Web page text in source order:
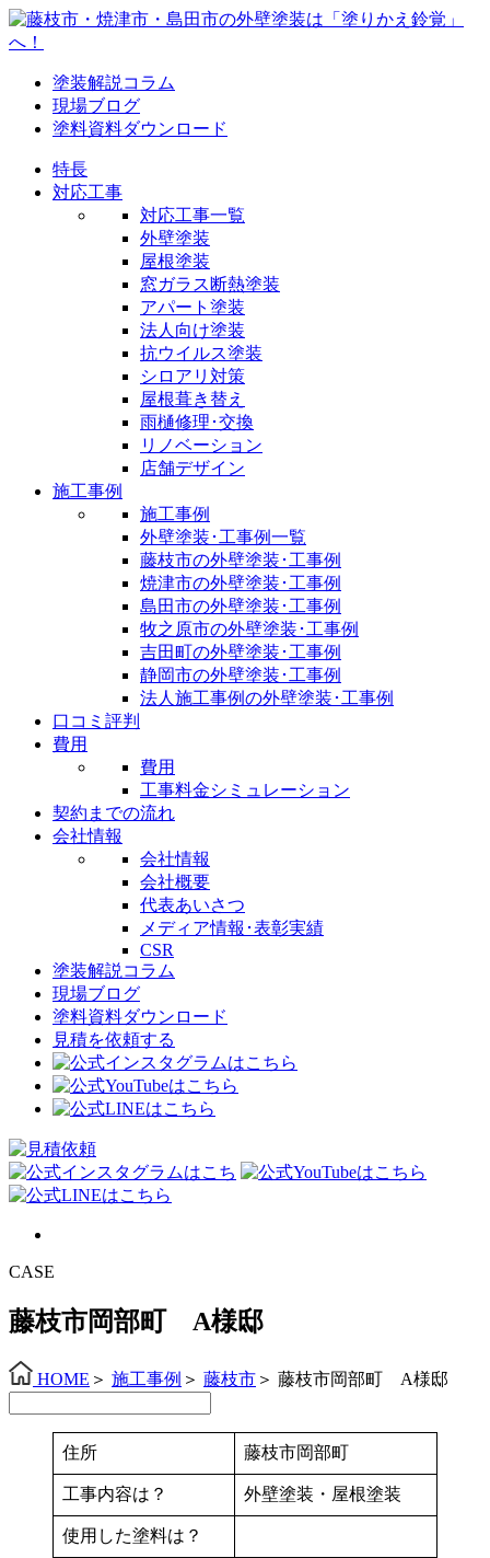
塗装解説コラム
現場ブログ
塗料資料ダウンロード
特長
対応工事
対応工事一覧
外壁塗装
屋根塗装
窓ガラス断熱塗装
アパート塗装
法人向け塗装
抗ウイルス塗装
シロアリ対策
屋根葺き替え
雨樋修理･交換
リノベーション
店舗デザイン
施工事例
施工事例
外壁塗装･工事例一覧
藤枝市の外壁塗装･工事例
焼津市の外壁塗装･工事例
島田市の外壁塗装･工事例
牧之原市の外壁塗装･工事例
吉田町の外壁塗装･工事例
静岡市の外壁塗装･工事例
法人施工事例の外壁塗装･工事例
口コミ評判
費用
費用
工事料金シミュレーション
契約までの流れ
会社情報
会社情報
会社概要
代表あいさつ
メディア情報･表彰実績
CSR
塗装解説コラム
現場ブログ
塗料資料ダウンロード
見積を依頼する
CASE
藤枝市岡部町 A様邸
HOME ＞ 施工事例 ＞ 藤枝市 ＞ 藤枝市岡部町 A様邸
住所 藤枝市岡部町
工事内容は？ 外壁塗装・屋根塗装
使用した塗料は？